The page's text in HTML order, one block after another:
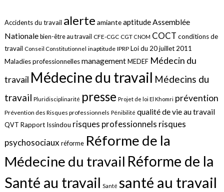
Accidents du travail alerte amianteaptitudeAssemblée
Nationale bien-être au travail CFE-CGC CGT CNOM COCT conditions de
travail Conseil Constitutionnel inaptitude IPRP Loi du 20 juillet 2011
Maladies professionnellesmanagement MEDEF Médecin du
travail Médecine du travail Médecins du
travail Pluridisciplinarité presse Projet de loi El Khomri prévention
Prévention des Risques professionnels Pénibilité qualité de vie au travail
QVT Rapport Issindou risques professionnels risques
psychosociauxréforme Réforme de la
Médecine du travail Réforme de la
Santé au travail Santé santé au travail